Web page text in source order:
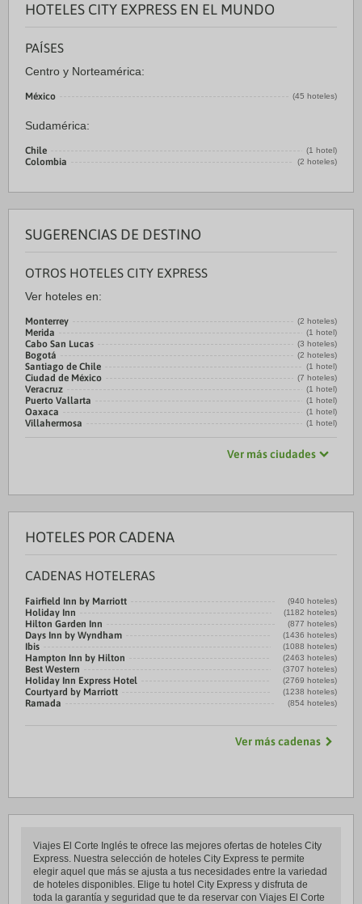
HOTELES CITY EXPRESS EN EL MUNDO
PAÍSES
Centro y Norteamérica:
México (45 hoteles)
Sudamérica:
Chile (1 hotel)
Colombia (2 hoteles)
SUGERENCIAS DE DESTINO
OTROS HOTELES CITY EXPRESS
Ver hoteles en:
Monterrey (2 hoteles)
Merida (1 hotel)
Cabo San Lucas (3 hoteles)
Bogotá (2 hoteles)
Santiago de Chile (1 hotel)
Ciudad de México (7 hoteles)
Veracruz (1 hotel)
Puerto Vallarta (1 hotel)
Oaxaca (1 hotel)
Villahermosa (1 hotel)
Ver más ciudades
HOTELES POR CADENA
CADENAS HOTELERAS
Fairfield Inn by Marriott (940 hoteles)
Holiday Inn (1182 hoteles)
Hilton Garden Inn (877 hoteles)
Days Inn by Wyndham (1436 hoteles)
Ibis (1088 hoteles)
Hampton Inn by Hilton (2463 hoteles)
Best Western (3707 hoteles)
Holiday Inn Express Hotel (2769 hoteles)
Courtyard by Marriott (1238 hoteles)
Ramada (854 hoteles)
Ver más cadenas
Viajes El Corte Inglés te ofrece las mejores ofertas de hoteles City
Express. Nuestra selección de hoteles City Express te permite
elegir aquel que más se ajusta a tus necesidades entre la variedad
de hoteles disponibles. Elige tu hotel City Express y disfruta de
toda la garantía y seguridad que te da reservar con Viajes El Corte